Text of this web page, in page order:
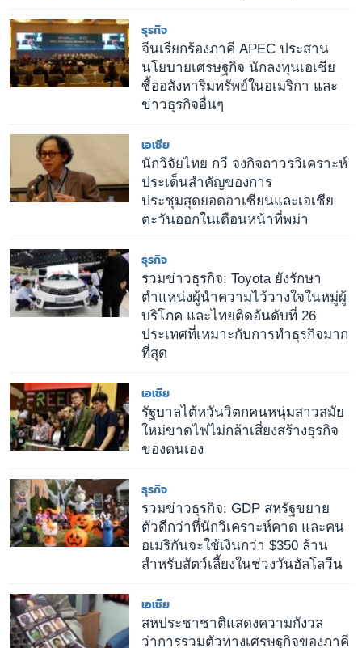
ธุรกิจ
จีนเรียกร้องภาคี APEC ประสาน
นโยบายเศรษฐกิจ นักลงทุนเอเชีย
ซื้ออสังหาริมทรัพย์ในอเมริกา และ
ข่าวธุรกิจอื่นๆ
เอเชีย
นักวิจัยไทย กวี จงกิจถาวรวิเคราะห์
ประเด็นสำคัญของการ
ประชุมสุดยอดอาเซียนและเอเชีย
ตะวันออกในเดือนหน้าที่พม่า
ธุรกิจ
รวมข่าวธุรกิจ: Toyota ยังรักษา
ตำแหน่งผู้นำความไว้วางใจในหมู่ผู้
บริโภค และไทยติดอันดับที่ 26
ประเทศที่เหมาะกับการทำธุรกิจมาก
ที่สุด
เอเชีย
รัฐบาลไต้หวันวิตกคนหนุ่มสาวสมัย
ใหม่ขาดไฟไม่กล้าเสี่ยงสร้างธุรกิจ
ของตนเอง
ธุรกิจ
รวมข่าวธุรกิจ: GDP สหรัฐขยาย
ตัวดีกว่าที่นักวิเคราะห์คาด และคน
อเมริกันจะใช้เงินกว่า $350 ล้าน
สำหรับสัตว์เลี้ยงในช่วงวันฮัลโลวีน
เอเชีย
สหประชาชาติแสดงความกังวล
ว่าการรวมตัวทางเศรษฐกิจของภาคี